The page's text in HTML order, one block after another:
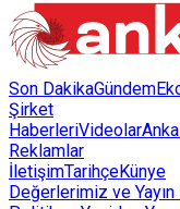
Son DakikaGündem
Şirket
HaberleriVideolar
Reklamlar
İletişimTarihçeKünye
Değerlerimiz ve